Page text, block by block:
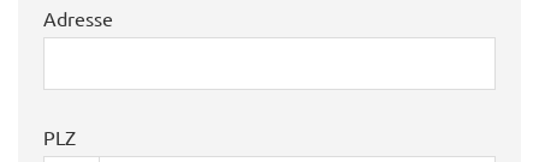
Adresse
PLZ